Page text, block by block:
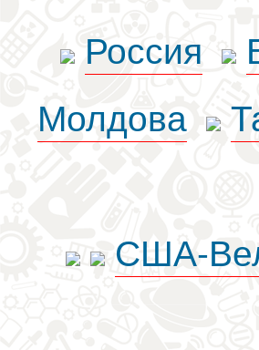
Россия
Молдова
США-